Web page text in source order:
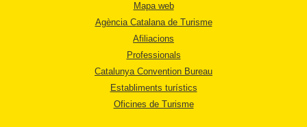
Mapa web
Agència Catalana de Turisme
Afiliacions
Professionals
Catalunya Convention Bureau
Establiments turístics
Oficines de Turisme